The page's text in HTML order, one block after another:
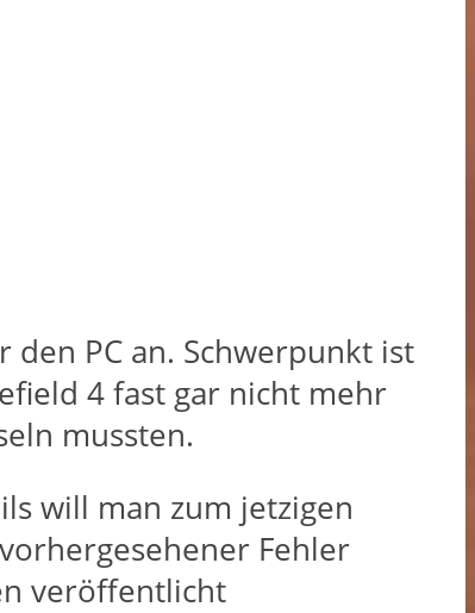
den PC an. Schwerpunkt ist
4 fast gar nicht mehr
mussten.
will man zum jetzigen
Fehler
veröffentlicht